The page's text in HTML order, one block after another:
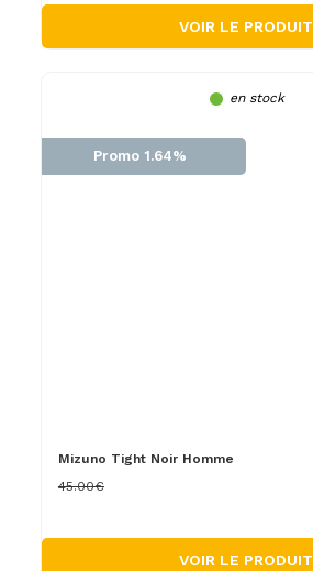
VOIR LE PRODUIT
en stock
Promo 1.64%
Mizuno Tight Noir Homme
45.00€
VOIR LE PRODUIT